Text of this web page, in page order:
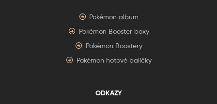
Pokémon album
Pokémon Booster boxy
Pokémon Boostery
Pokémon hotové balíčky
ODKAZY